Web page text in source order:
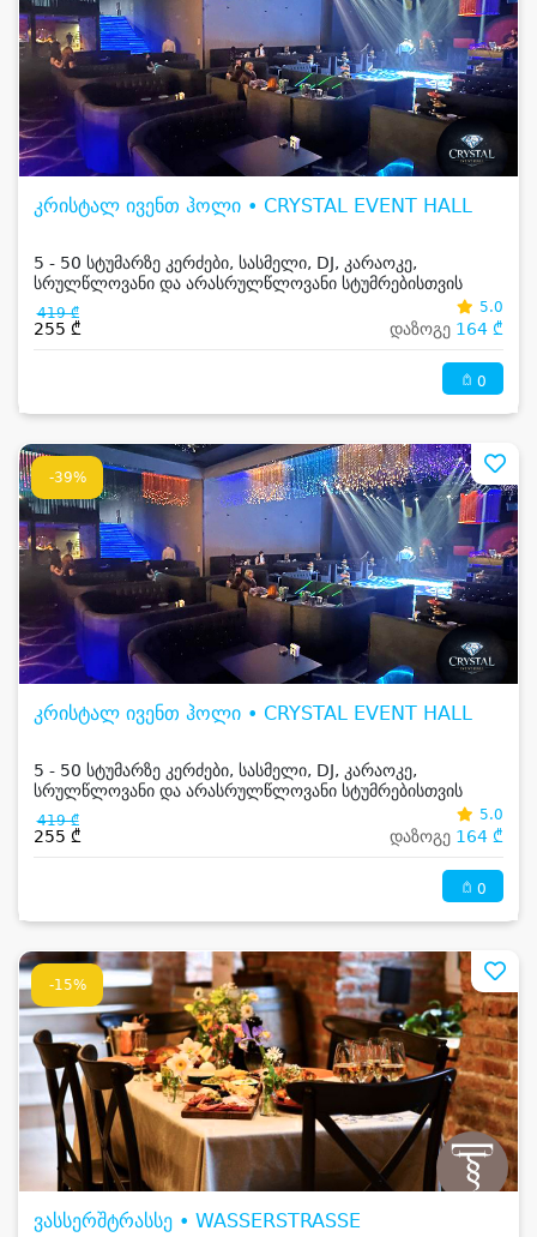
კრისტალ ივენთ ჰოლი • CRYSTAL EVENT HALL
5 - 50 სტუმარზე კერძები, სასმელი, DJ, კარაოკე,
სრულწლოვანი და არასრულწლოვანი სტუმრებისთვის
419 ₾
255 ₾
5.0
დაზოგე 164 ₾
0
-39%
კრისტალ ივენთ ჰოლი • CRYSTAL EVENT HALL
5 - 50 სტუმარზე კერძები, სასმელი, DJ, კარაოკე,
სრულწლოვანი და არასრულწლოვანი სტუმრებისთვის
419 ₾
255 ₾
5.0
დაზოგე 164 ₾
0
-15%
ვასსერშტრასსე • WASSERSTRASSE